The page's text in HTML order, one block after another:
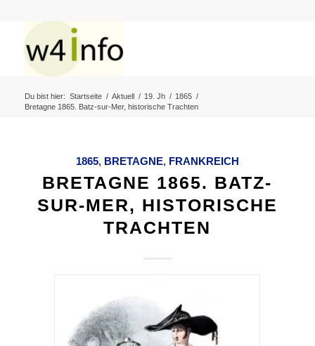
Du bist hier: Startseite / Aktuell / 19. Jh / 1865 /
Bretagne 1865. Batz-sur-Mer, historische Trachten
1865, BRETAGNE, FRANKREICH
BRETAGNE 1865. BATZ-
SUR-MER, HISTORISCHE
TRACHTEN